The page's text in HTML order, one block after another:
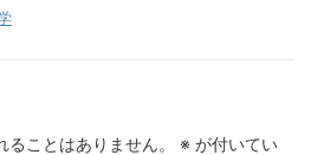
ことはありません。 ※ が付いてい